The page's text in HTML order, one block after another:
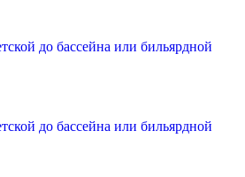
до бассейна или бильярдной
до бассейна или бильярдной